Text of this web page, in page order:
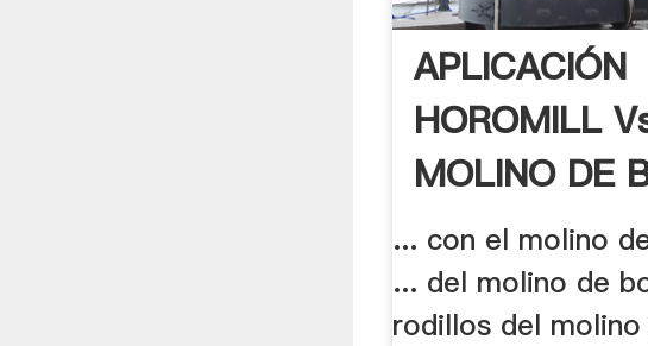
APLICACIÓN
HOROMILL
MOLINO DE
EN LA .
... con el molino
... del molino de
rodillos del